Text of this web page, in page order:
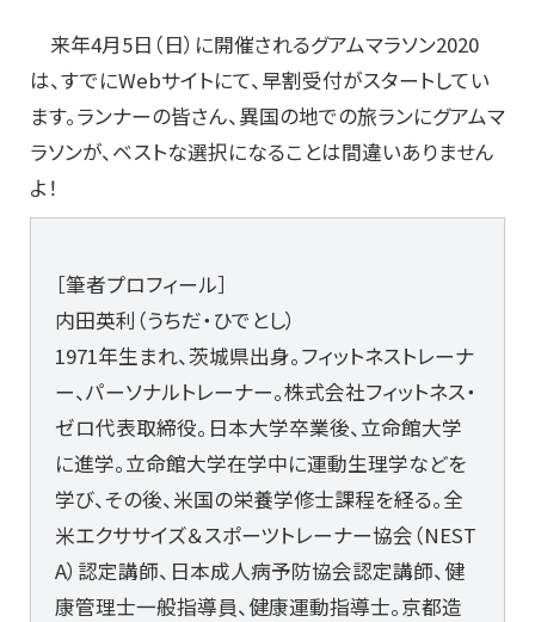
来年4月5日（日）に開催されるグアムマラソン2020
は、すでにWebサイトにて、早割受付がスタートしてい
ます。ランナーの皆さん、異国の地での旅ランにグアムマ
ラソンが、ベストな選択になることは間違いありません
よ！
［筆者プロフィール］
内田英利（うちだ・ひでとし）
1971年生まれ、茨城県出身。フィットネストレーナ
ー、パーソナルトレーナー。株式会社フィットネス・
ゼロ代表取締役。日本大学卒業後、立命館大学
に進学。立命館大学在学中に運動生理学などを
学び、その後、米国の栄養学修士課程を経る。全
米エクササイズ＆スポーツトレーナー協会（NEST
A）認定講師、日本成人病予防協会認定講師、健
康管理士一般指導員、健康運動指導士。京都造